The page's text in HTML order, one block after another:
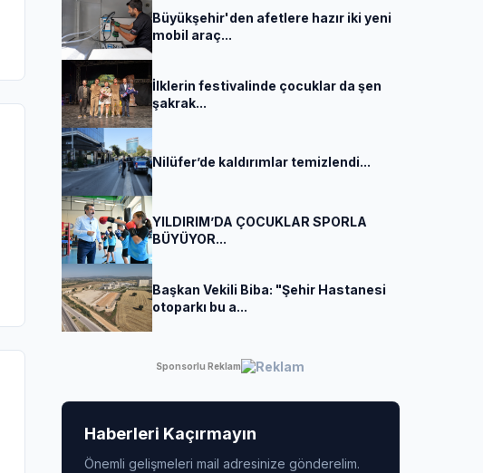
Büyükşehir'den afetlere hazır iki yeni
mobil araç...
İlklerin festivalinde çocuklar da şen
şakrak...
Nilüfer’de kaldırımlar temizlendi...
YILDIRIM’DA ÇOCUKLAR SPORLA
BÜYÜYOR...
Başkan Vekili Biba: "Şehir Hastanesi
otoparkı bu a...
Sponsorlu Reklam
Haberleri Kaçırmayın
Önemli gelişmeleri mail adresinize gönderelim.